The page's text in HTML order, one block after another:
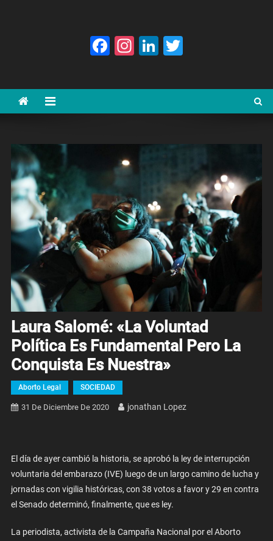
Facebook
Instagram
LinkedIn
Laura Salomé: «La Voluntad
Política Es Fundamental Pero La
Conquista Es Nuestra»
Aborto Legal SOCIEDAD
31 De Diciembre De 2020 Jonathan Lopez
El día de ayer cambió la historia, se aprobó la ley de interrupción
voluntaria del embarazo (IVE) luego de un largo camino de lucha y
jornadas con vigilia históricas, con 38 votos a favor y 29 en contra
el Senado determinó, finalmente, que es ley.
La periodista, activista de la Campaña Nacional por el Aborto